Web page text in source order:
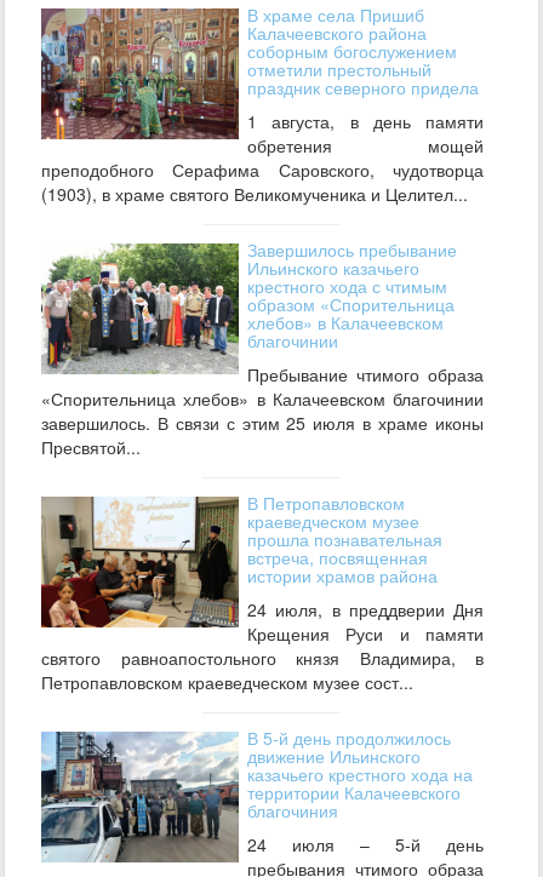
В храме села Пришиб
Калачеевского района
соборным богослужением
отметили престольный
праздник северного придела
1 августа, в день памяти
обретения мощей
преподобного Серафима Саровского, чудотворца
(1903), в храме святого Великомученика и Целител...
Завершилось пребывание
Ильинского казачьего
крестного хода с чтимым
образом «Спорительница
хлебов» в Калачеевском
благочинии
Пребывание чтимого образа
«Спорительница хлебов» в Калачеевском благочинии
завершилось. В связи с этим 25 июля в храме иконы
Пресвятой...
В Петропавловском
краеведческом музее
прошла познавательная
встреча, посвященная
истории храмов района
24 июля, в преддверии Дня
Крещения Руси и памяти
святого равноапостольного князя Владимира, в
Петропавловском краеведческом музее сост...
В 5-й день продолжилось
движение Ильинского
казачьего крестного хода на
территории Калачеевского
благочиния
24 июля – 5-й день
пребывания чтимого образа